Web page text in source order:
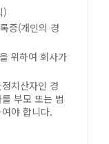
)
증(개인의 경
위하여 회사가
치산자인 경
부모 또는 법
야 합니다.